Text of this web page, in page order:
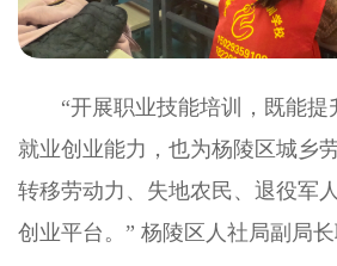
“开展职业技能培训，既能提
就业创业能力，也为杨陵区城乡
转移劳动力、失地农民、退役军
创业平台。” 杨陵区人社局副局长